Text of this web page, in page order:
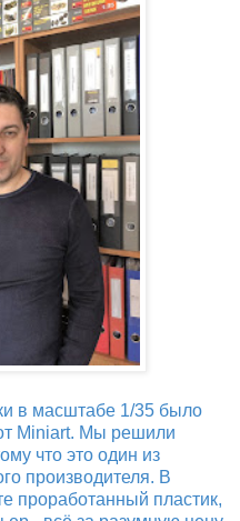
в масштабе 1/35 было
Miniart. Мы решили
что это один из
производителя. В
проработанный пластик,